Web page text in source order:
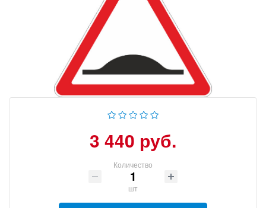
3 440 руб.
Количество
шт